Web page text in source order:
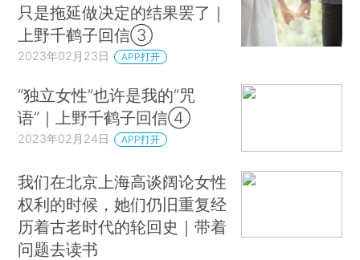
只是拖延做决定的结果罢了｜
上野千鹤子回信③
2023年02月23日 APP打开
“独立女性”也许是我的“咒
语”｜上野千鹤子回信④
2023年02月24日 APP打开
我们在北京上海高谈阔论女性
权利的时候，她们仍旧重复经
历着古老时代的轮回史｜带着
问题去读书